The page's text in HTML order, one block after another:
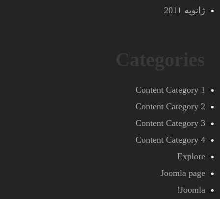
ژانویه 2011
Content Category 1
Content Category 2
Content Category 3
Content Category 4
Explore
Joomla page
Joomla!